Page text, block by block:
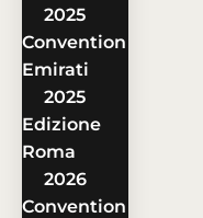
2025
Convention
Emirati
2025
Edizione
Roma
2026
Convention